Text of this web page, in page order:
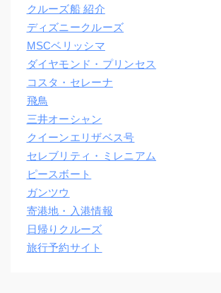
クルーズ船 紹介
ディズニークルーズ
MSCベリッシマ
ダイヤモンド・プリンセス
コスタ・セレーナ
飛鳥
三井オーシャン
クイーンエリザベス号
セレブリティ・ミレニアム
ピースボート
ガンツウ
寄港地・入港情報
日帰りクルーズ
旅行予約サイト